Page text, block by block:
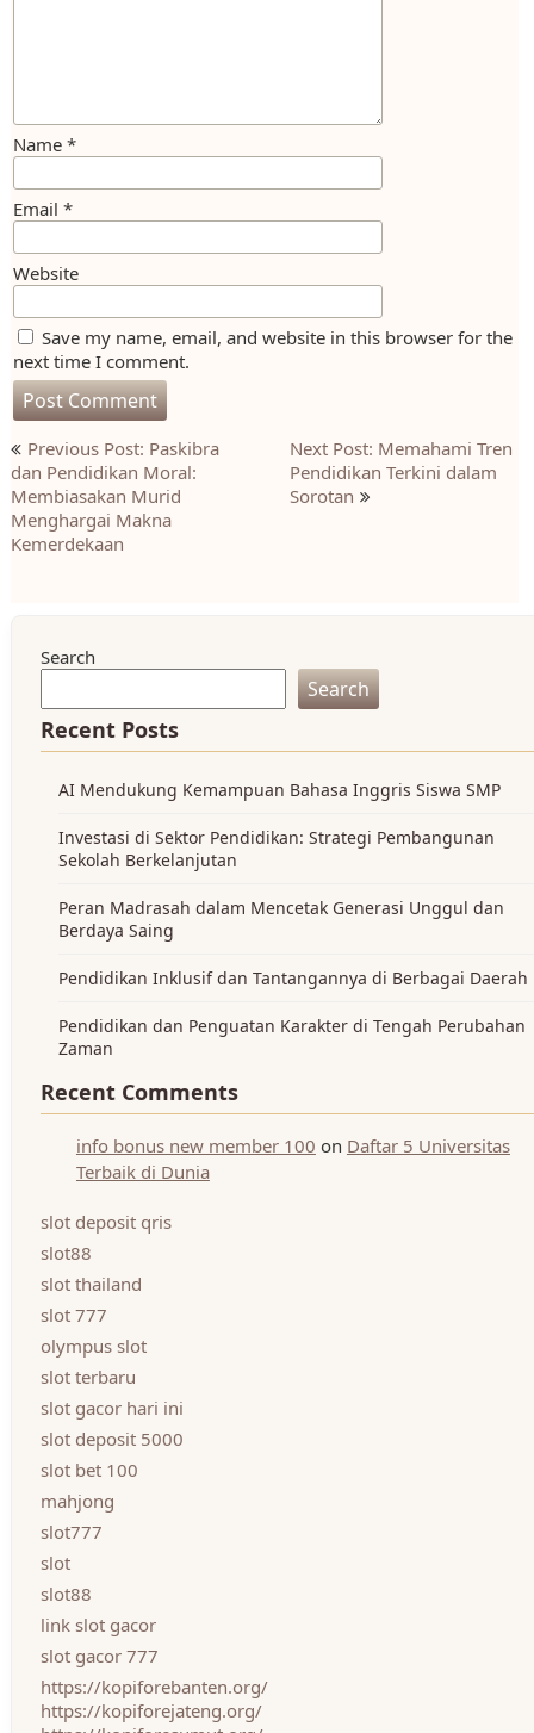
Name *
Email *
Website
Save my name, email, and website in this browser for the
next time I comment.
Post
navigation
Previous Post: Paskibra
dan Pendidikan Moral:
Membiasakan Murid
Menghargai Makna
Kemerdekaan
Next Post: Memahami Tren
Pendidikan Terkini dalam
Sorotan
Search
Search
Recent Posts
AI Mendukung Kemampuan Bahasa Inggris Siswa SMP
Investasi di Sektor Pendidikan: Strategi Pembangunan
Sekolah Berkelanjutan
Peran Madrasah dalam Mencetak Generasi Unggul dan
Berdaya Saing
Pendidikan Inklusif dan Tantangannya di Berbagai Daerah
Pendidikan dan Penguatan Karakter di Tengah Perubahan
Zaman
Recent Comments
info bonus new member 100 on Daftar 5 Universitas
Terbaik di Dunia
slot deposit qris
slot88
slot thailand
slot 777
olympus slot
slot terbaru
slot gacor hari ini
slot deposit 5000
slot bet 100
mahjong
slot777
slot
slot88
link slot gacor
slot gacor 777
https://kopiforebanten.org/
https://kopiforejateng.org/